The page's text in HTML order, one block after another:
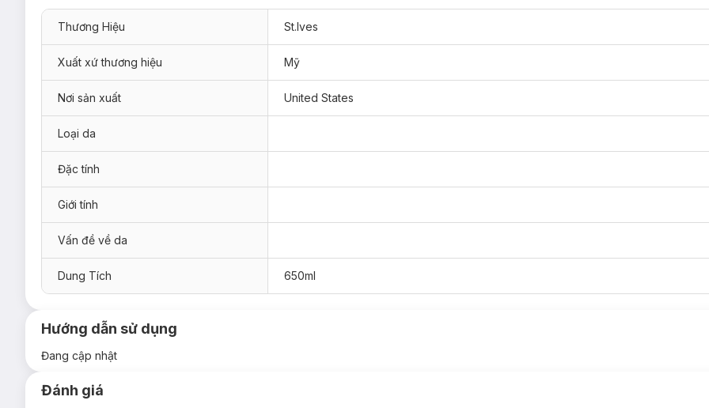
Thương Hiệu St.Ives
Xuất xứ thương hiệu Mỹ
Nơi sản xuất United States
Loại da
Đặc tính
Giới tính
Vấn đề về da
Dung Tích 650ml
Hướng dẫn sử dụng
Đang cập nhật
Đánh giá